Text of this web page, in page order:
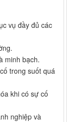
vụ đầy đủ các
minh bạch.
trong suốt quá
khi có sự cố
nghiệp và